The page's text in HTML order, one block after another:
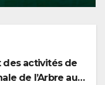
des activités de
de l’Arbre au